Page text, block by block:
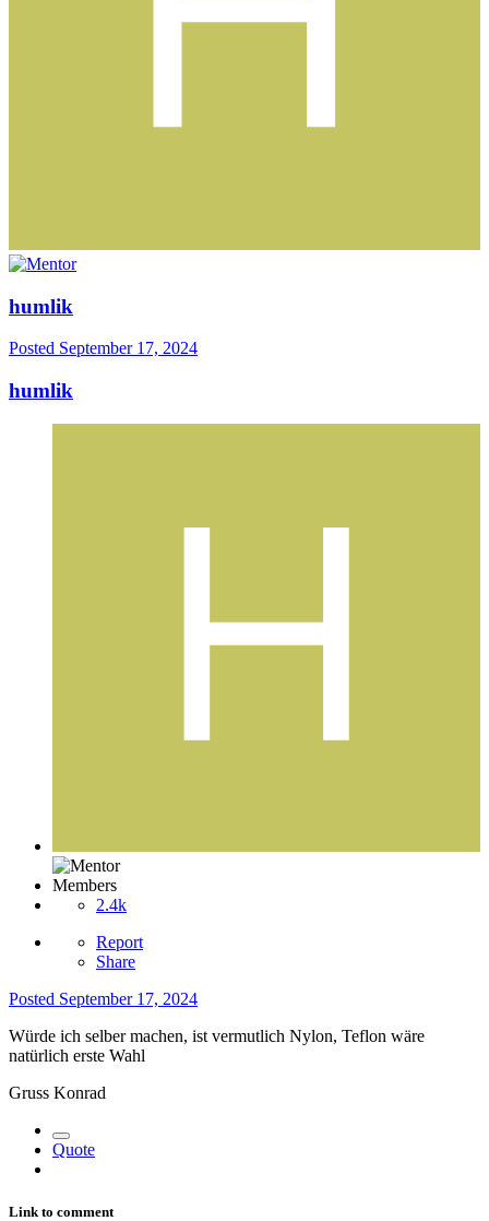
humlik
Posted September 17, 2024
humlik
Members
2.4k
Report
Share
Posted September 17, 2024
Würde ich selber machen, ist vermutlich Nylon, Teflon wäre
natürlich erste Wahl
Gruss Konrad
Quote
Link to comment